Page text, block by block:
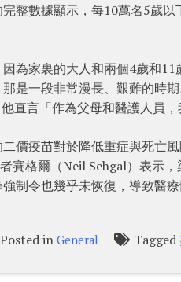
整數據顯示，每10萬名5歲
為家裏的大人和兩個4歲和
是一段非常漫長、艱難的時
直言「作為父母和醫護人員，
價疫苗對於降低重症與死亡
賽格爾（Neil Sehgal）表示
制令也幾乎未恢復，導致醫療
Posted inGeneral Tagged